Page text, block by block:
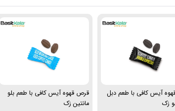
آیس کافی با طعم دبل
زک
قرص قهوه آیس کافی با طعم بلو
مانتین زک